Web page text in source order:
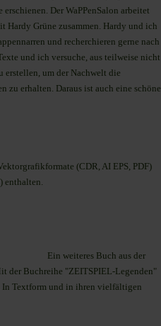
Der WaPPenSalon arbeitet
Hardy Grüne zusammen. Hardy und ich
und recherchieren gerne nach
und ich versuche, aus teilweise nicht
um der Nachwelt die
zu erhalten. Daraus ist auch eine schöne
(CDR, AI EPS, PDF)
enthalten.
Ein weiteres Buch aus der
der Buchreihe "ZEITSPIEL-Legenden"
In Textform und in ihren vielfältigen